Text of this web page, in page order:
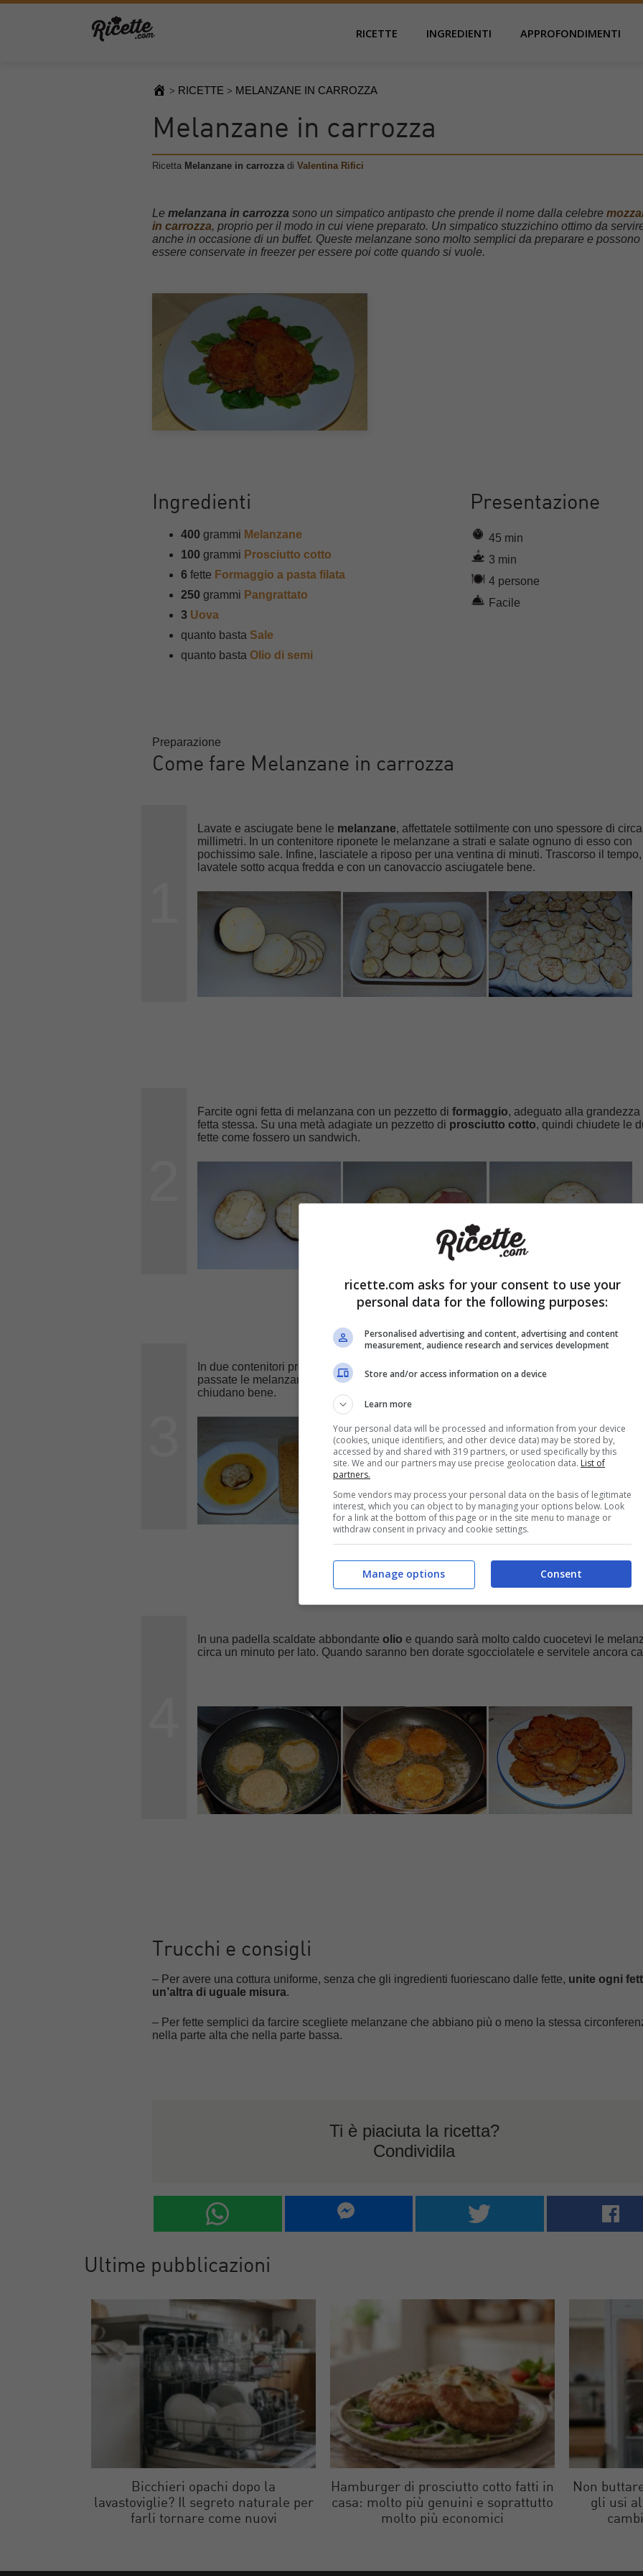
RICETTE INGREDIENTI APPROFONDIMENTI
> RICETTE > MELANZANE IN CARROZZA
Melanzane in carrozza
Ricetta Melanzane in carrozza di Valentina Rifici
Le melanzana in carrozza sono un simpatico antipasto che prende il nome dalla celebre
in carrozza, proprio per il modo in cui viene preparato. Un simpatico stuzzichino ottimo da
anche in occasione di un buffet. Queste melanzane sono molto semplici da preparare e possono
essere conservate in freezer per essere poi cotte quando si vuole.
Ingredienti
400 grammi Melanzane
100 grammi Prosciutto cotto
6 fette Formaggio a pasta filata
250 grammi Pangrattato
3 Uova
quanto basta Sale
quanto basta Olio di semi
Presentazione
45 min
3 min
4 persone
Facile
Preparazione
Come fare Melanzane in carrozza
Lavate e asciugate bene le melanzane, affettatele sottilmente con uno spessore di
millimetri. In un contenitore riponete le melanzane a strati e salate ognuno di esso con
pochissimo sale. Infine, lasciatele a riposo per una ventina di minuti. Trascorso il tempo,
lavatele sotto acqua fredda e con un canovaccio asciugatele bene.
Farcite ogni fetta di melanzana con un pezzetto diformaggio, adeguato alla
fetta stessa. Su una metà adagiate un pezzetto di prosciutto cotto, quindi chiudete le
fette come fossero un sandwich.
In due contenitori preparate leuova
passate le melanzane prima nell’uovo e poi nel pangrattato, schiacciandole affinché si
chiudano bene.
In una padella scaldate abbondanteolio e quando sarà molto caldo cuocetevi le
circa un minuto per lato. Quando saranno ben dorate sgocciolatele e servitele ancora
Trucchi e consigli
– Per avere una cottura uniforme, senza che gli ingredienti fuoriescano dalle fette, unite ogni
un’altra di uguale misura.
– Per fette semplici da farcire scegliete melanzane che abbiano più o meno la stessa
nella parte alta che nella parte bassa.
Ti è piaciuta la ricetta?
Condividila
Ultime pubblicazioni
Bicchieri opachi dopo la
lavastoviglie? Il segreto naturale per
farli tornare come nuovi
Hamburger di prosciutto cotto fatti in
casa: molto più genuini e soprattutto
molto più economici
Non
gli usi
ricette.com asks for your consent to use your
personal data for the following purposes:
Personalised advertising and content, advertising and content
measurement, audience research and services development
Store and/or access information on a device
Learn more
Your personal data will be processed and information from your device
(cookies, unique identifiers, and other device data) may be stored by,
accessed by and shared with 319 partners, or used specifically by this
site. We and our partners may use precise geolocation data. List of
partners.
Some vendors may process your personal data on the basis of legitimate
interest, which you can object to by managing your options below. Look
for a link at the bottom of this page or in the site menu to manage or
withdraw consent in privacy and cookie settings.
Consent
Manage options